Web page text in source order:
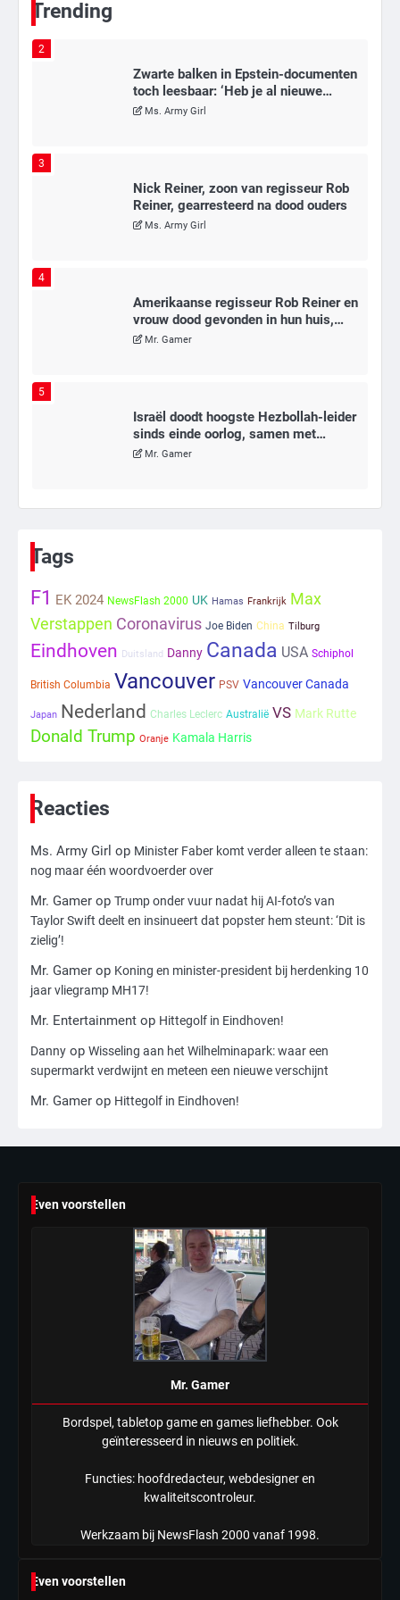
Trending
2
Zwarte balken in Epstein-documenten
toch leesbaar: ‘Heb je al nieuwe
ongepaste vrienden voor me?’
Ms. Army Girl
3
Nick Reiner, zoon van regisseur Rob
Reiner, gearresteerd na dood ouders
Ms. Army Girl
4
Amerikaanse regisseur Rob Reiner en
vrouw dood gevonden in hun huis,
eigen zoon hoofdverdachte
Mr. Gamer
5
Israël doodt hoogste Hezbollah-leider
sinds einde oorlog, samen met
meerdere omwonenden
Mr. Gamer
6
1
Kleine veranderingen op komst
Mr. Gamer
2
3
Nick Reiner, zoon van regisseur Rob
Ms. Army Girl
4
Amerikaanse regisseur Rob Reiner en
eigen zoon hoofdverdachte
Mr. Gamer
5
Israël doodt hoogste Hezbollah-leider
in nieuwe aanpak van begeleiding
kwetsbare inwoners door Siem,
ondanks onrust’
Mr. Gamer
Tags
F1 EK 2024 NewsFlash 2000 UK Hamas Frankrijk Max
Verstappen Coronavirus Joe Biden China Tilburg
Eindhoven Duitsland Danny Canada USA Schiphol
British Columbia Vancouver PSV Vancouver Canada
Japan Nederland Charles Leclerc Australië VS Mark Rutte
Donald Trump Oranje Kamala Harris
Reacties
Ms. Army Girl op Minister Faber komt verder alleen te staan:
nog maar één woordvoerder over
Mr. Gamer op Trump onder vuur nadat hij AI-foto’s van
Taylor Swift deelt en insinueert dat popster hem steunt: ‘Dit is
zielig’!
Mr. Gamer op Koning en minister-president bij herdenking 10
jaar vliegramp MH17!
Mr. Entertainment op Hittegolf in Eindhoven!
Danny op Wisseling aan het Wilhelminapark: waar een
supermarkt verdwijnt en meteen een nieuwe verschijnt
Mr. Gamer op Hittegolf in Eindhoven!
Even voorstellen
Mr. Gamer
Bordspel, tabletop game en games liefhebber. Ook
geïnteresseerd in nieuws en politiek.
Functies: hoofdredacteur, webdesigner en
kwaliteitscontroleur.
Werkzaam bij NewsFlash 2000 vanaf 1998.
Even voorstellen